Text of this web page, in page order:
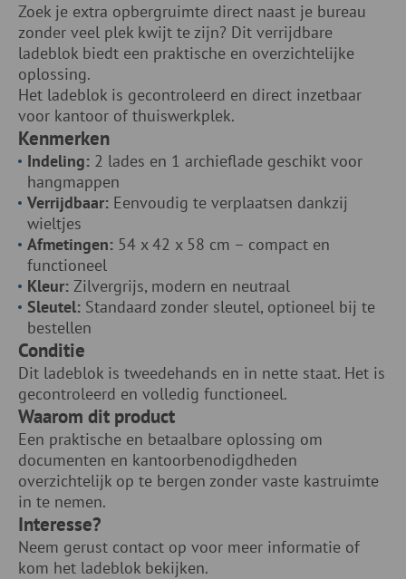
Zoek je extra opbergruimte direct naast je bureau
zonder veel plek kwijt te zijn? Dit verrijdbare
ladeblok biedt een praktische en overzichtelijke
oplossing.
Het ladeblok is gecontroleerd en direct inzetbaar
voor kantoor of thuiswerkplek.
Kenmerken
Indeling: 2 lades en 1 archieflade geschikt voor
hangmappen
Verrijdbaar: Eenvoudig te verplaatsen dankzij
wieltjes
Afmetingen: 54 x 42 x 58 cm – compact en
functioneel
Kleur: Zilvergrijs, modern en neutraal
Sleutel: Standaard zonder sleutel, optioneel bij te
bestellen
Conditie
Dit ladeblok is tweedehands en in nette staat. Het is
gecontroleerd en volledig functioneel.
Waarom dit product
Een praktische en betaalbare oplossing om
documenten en kantoorbenodigdheden
overzichtelijk op te bergen zonder vaste kastruimte
in te nemen.
Interesse?
Neem gerust contact op voor meer informatie of
kom het ladeblok bekijken.